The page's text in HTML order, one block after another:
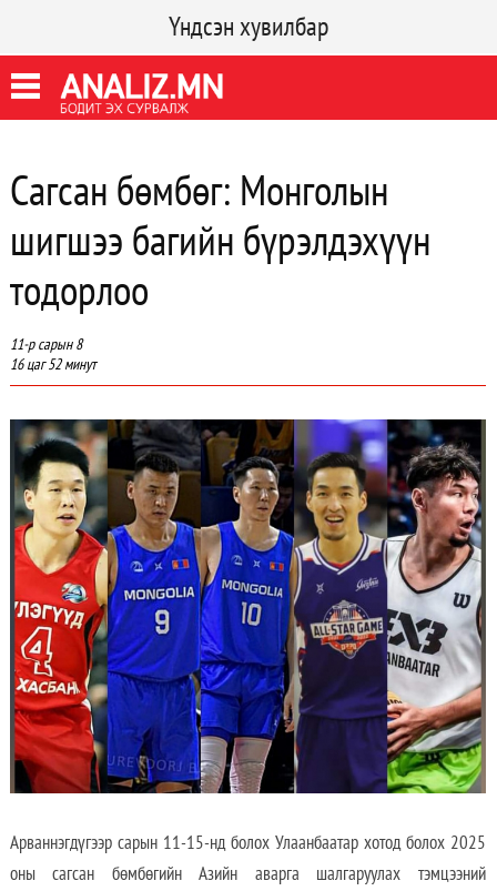
Үндсэн хувилбар
Сагсан бөмбөг: Монголын
шигшээ багийн бүрэлдэхүүн
тодорлоо
11-р сарын 8
16 цаг 52 минут
Арваннэгдүгээр сарын 11-15-нд болох Улаанбаатар хотод болох 2025
оны сагсан бөмбөгийн Азийн аварга шалгаруулах тэмцээний